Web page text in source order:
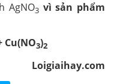
AgNO3 vì sản phẩm
Cu(NO3)2
Loigiaihay.com